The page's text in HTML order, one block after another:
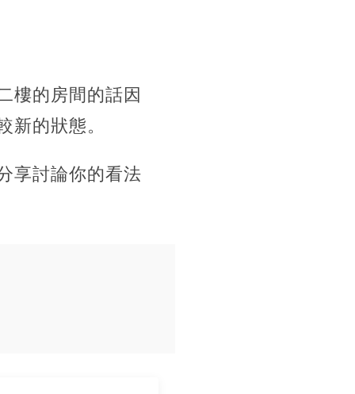
樓的房間的話因
新的狀態。
享討論你的看法